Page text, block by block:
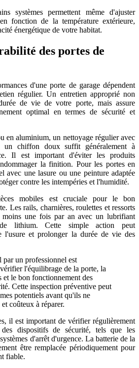
systèmes permettent même d'ajuster
fonction de la température extérieure,
énergétique de votre habitat.
des portes de
d'une porte de garage dépendent
régulier. Un entretien approprié non
de vie de votre porte, mais assure
optimal en termes de sécurité et
en aluminium, un nettoyage régulier avec
un chiffon doux suffit généralement à
Il est important d'éviter les produits
la finition. Pour les portes en
avec une lasure ou une peinture adaptée
contre les intempéries et l'humidité.
mobiles est cruciale pour le bon
Les rails, charnières, roulettes et ressorts
une fois par an avec un lubrifiant
lithium. Cette simple action peut
l'usure et prolonger la durée de vie des
un professionnel est
l'équilibrage de la porte, la
et le bon fonctionnement des
Cette inspection préventive peut
potentiels avant qu'ils ne
coûteux à réparer.
il est important de vérifier régulièrement
dispositifs de sécurité, tels que les
d'arrêt d'urgence. La batterie de la
être remplacée périodiquement pour
fiable.